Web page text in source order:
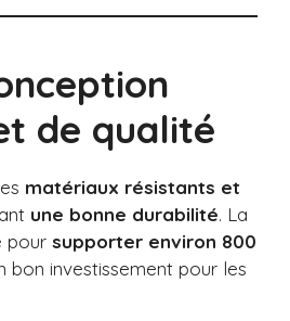
de qualité
matériaux résistants et
une bonne durabilité. La
pour supporter environ 800
bon investissement pour les